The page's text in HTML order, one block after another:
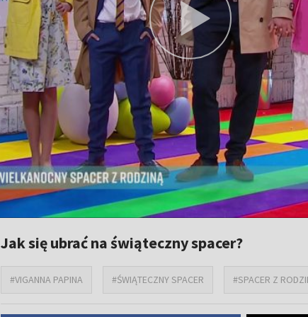
Jak się ubrać na świąteczny spacer?
#VIGANNA PAPINA #ŚWIĄTECZNY SPACER #SPACER Z